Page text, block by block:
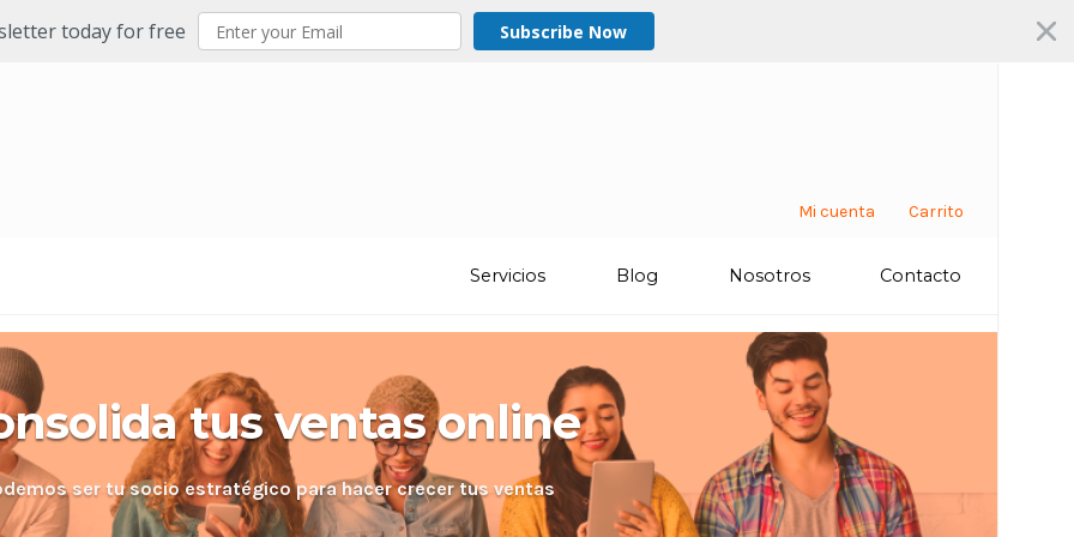
today for free
Subscribe Now
Mi cuenta Carrito
Contacto
Nosotros
Blog
Servicios
tus ventas online
ser tu socio estratégico para hacer crecer tus ventas